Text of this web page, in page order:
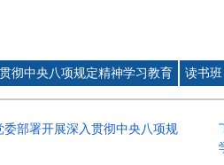
彻中央八项规定精神学习教育 读书班
部署开展深入贯彻中央八项规